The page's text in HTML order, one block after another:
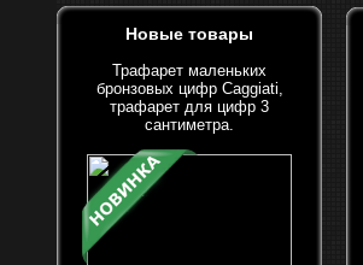
Новые товары
Трафарет маленьких
бронзовых цифр Caggiati,
трафарет для цифр 3
сантиметра.